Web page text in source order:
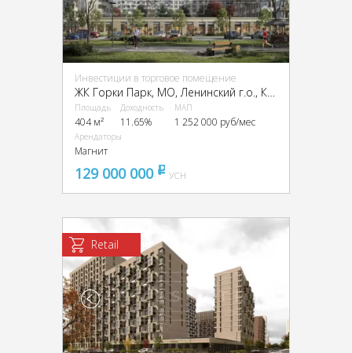
Инвестиции в торговое помещение
ЖК Горки Парк, МО, Ленинский г.о., Коробово д., Горки парк, к. 6.2
Площадь
404 м²
Доходность
11.65%
МАП
1 252 000 руб/мес
Арендаторы
Магнит
129 000 000 pуб
УСН
Retail